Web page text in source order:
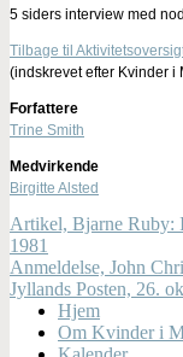
5 siders interview med
Tilbage til
(indskrevet efter Kvinder i
Forfattere
Trine Smith
Medvirkende
Birgitte Alsted
Artikel, Bjarne Ruby:
1981
Anmeldelse, John
Jyllands Posten, 26.
Hjem
Om Kvinder i